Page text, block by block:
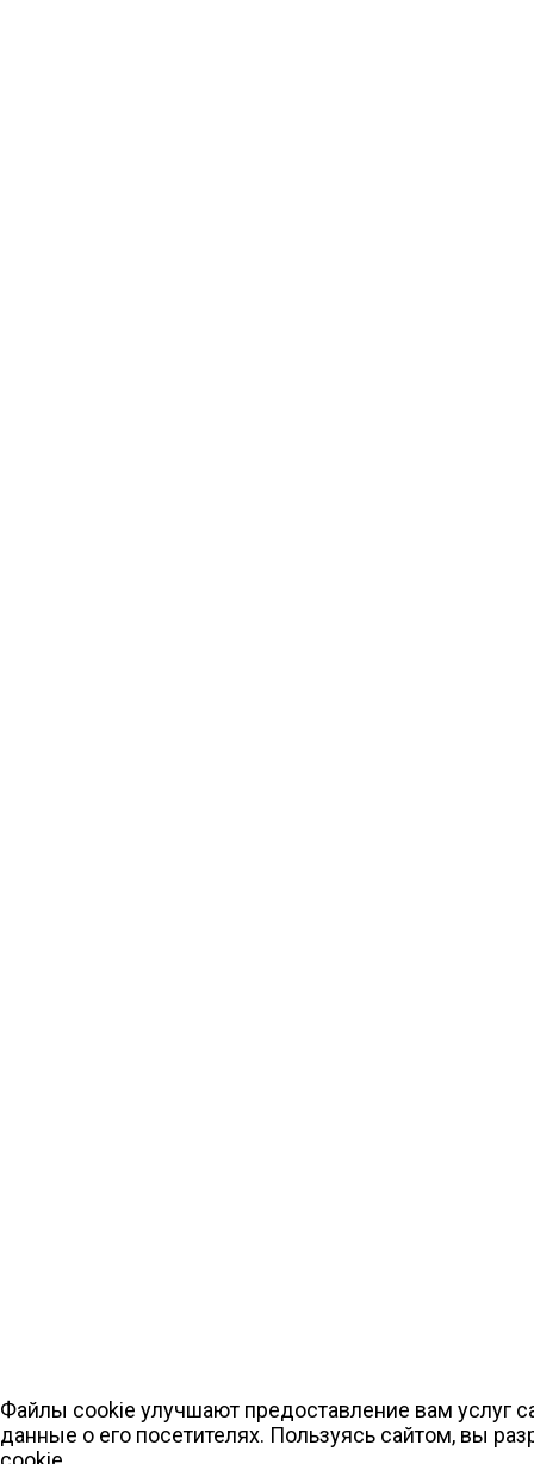
Файлы cookie улучшают предоставление вам услуг
данные о его посетителях. Пользуясь сайтом, вы